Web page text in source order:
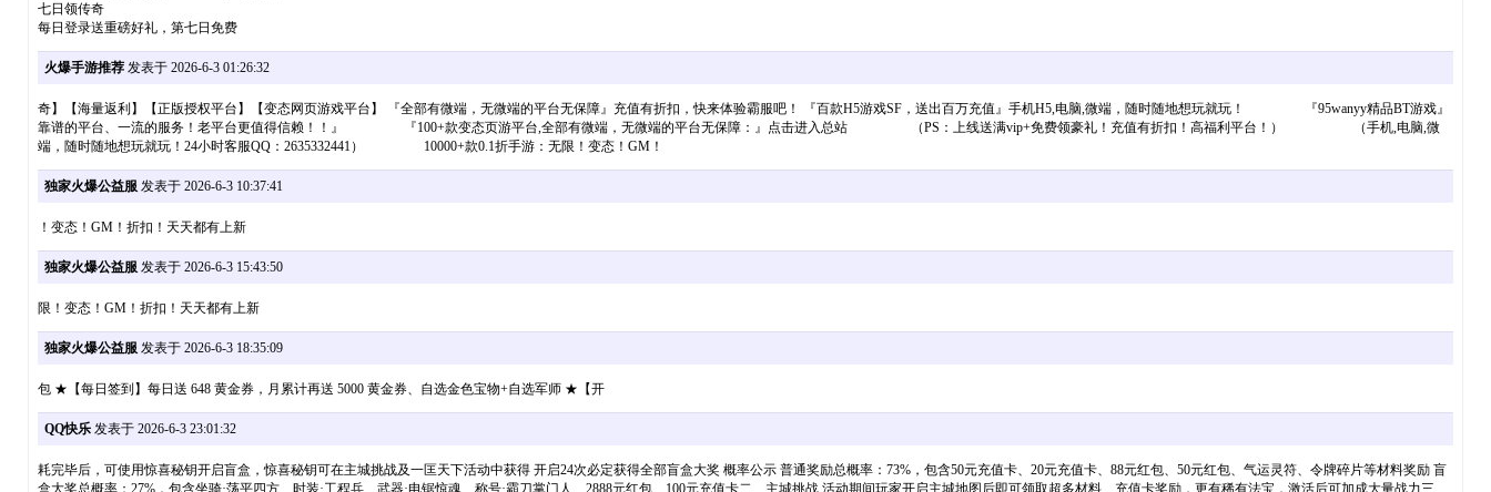
七日领传奇
每日登录送重磅好礼，第七日免费
火爆手游推荐发表于 2026-6-3 01:26:32
奇】【海量返利】【正版授权平台】【变态网页游戏平台】 『全部有微端，无微端的平台无保障』充值有折扣，快来体验霸服吧！ 『百款H5游戏SF，送出百万充值』手机H5,电脑,微端，随时随地想玩就玩！ 『95wanyy精品BT游戏』
靠谱的平台、一流的服务！老平台更值得信赖！！』 『100+款变态页游平台,全部有微端，无微端的平台无保障：』点击进入总站 （PS：上线送满vip+免费领豪礼！充值有折扣！高福利平台！） （手机,电脑,微
端，随时随地想玩就玩！24小时客服QQ：2635332441） 10000+款0.1折手游：无限！变态！GM！
独家火爆公益服发表于 2026-6-3 10:37:41
！变态！GM！折扣！天天都有上新
独家火爆公益服发表于 2026-6-3 15:43:50
限！变态！GM！折扣！天天都有上新
独家火爆公益服发表于 2026-6-3 18:35:09
包 ★【每日签到】每日送 648 黄金券，月累计再送 5000 黄金券、自选金色宝物+自选军师 ★【开
QQ快乐发表于 2026-6-3 23:01:32
耗完毕后，可使用惊喜秘钥开启盲盒，惊喜秘钥可在主城挑战及一匡天下活动中获得 开启24次必定获得全部盲盒大奖 概率公示 普通奖励总概率：73%，包含50元充值卡、20元充值卡、88元红包、50元红包、气运灵符、令牌碎片等材料奖励 盲